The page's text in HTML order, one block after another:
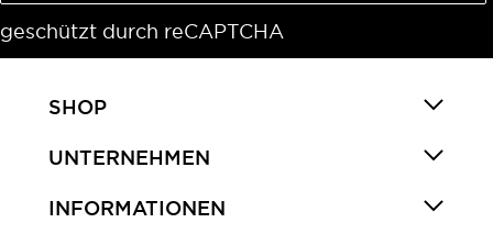
geschützt durch reCAPTCHA
SHOP
UNTERNEHMEN
INFORMATIONEN